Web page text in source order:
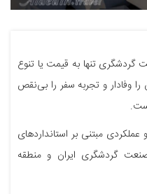
گردشگری تنها به قیمت یا تنوع
وفادار و تجربه سفر را بی‌نقص
مبتنی بر استانداردهای
صنعت گردشگری ایران و منطقه